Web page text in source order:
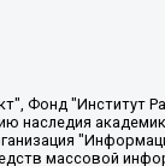
и межкультурных коммуникаций "ИНТЕРРА", Маяковская Екатерина Алексеевна, Фейгин Марк Захарович, Филимонов Андрей Викторович, Дзугкоева Регина Николаевна, Доброхотов Роман Александрович, Дудь Юрий Александрович, Елкин Сергей Владимирович, Кругликов Кирилл Игоревич, Сабунаева Мария Леонидовна, Семенов Алексей Владимирович, Шаинян Карен Багратович, Шульман Екатерина Михайловна, Асафьев Артур Валерьевич, Вахштайн Виктор Семенович, Венедиктов Алексей Алексеевич, Лушникова Екатерина Евгеньевна, Волков Леонид Михайлович, Невзоров Александр Глебович, Пархоменко Сергей Борисович, Сироткин Ярослав Николаевич, Кара-Мурза Владимир Владимирович, Баранова Наталья Владимировна, Гозман Леонид Яковлевич, Кагарлицкий Борис Юльевич, Климарев Михаил Валерьевич, Милов Владимир Станиславович, Автономная некоммерческая организация Краснодарский центр современного искусства "Типография", Моргенштерн Алишер Тагирович, Соболь Любовь Эдуардовна, Общество с ограниченной ответственностью "ЛИЗА НОРМ", Каспаров Гарри Кимович,